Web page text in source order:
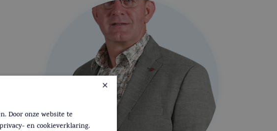
×
Door onze website te
en cookieverklaring.